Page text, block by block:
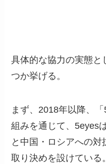
具体的な協力の実態と
つか挙げる。
まず、2018年以降、
組みを通じて、5eyes
と中国・ロシアへの
取り決めを設けている。